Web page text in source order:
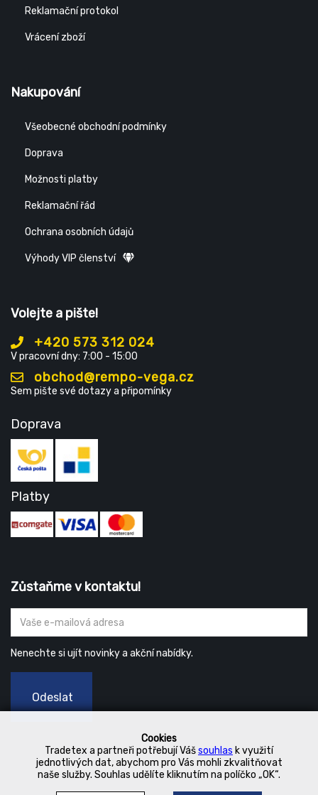
Cookies
Tradetex a partneři potřebují Vášsouhlas k využití
jednotlivých dat, abychom pro Vás mohli zkvalitňovat
naše služby. Souhlas udělíte kliknutím na políčko „OK“.
Reklamační protokol
Vrácení zboží
Nakupování
Všeobecné obchodní podmínky
Doprava
Možnosti platby
Reklamační řád
Ochrana osobních údajů
Výhody VIP členství
Volejte a pište!
+420 573 312 024
V pracovní dny: 7:00 - 15:00
obchod@rempo-vega.cz
Sem pište své dotazy a připomínky
Doprava
Platby
Zůstaňme v kontaktu!
Nenechte si ujít novinky a akční nabídky.
Odeslat